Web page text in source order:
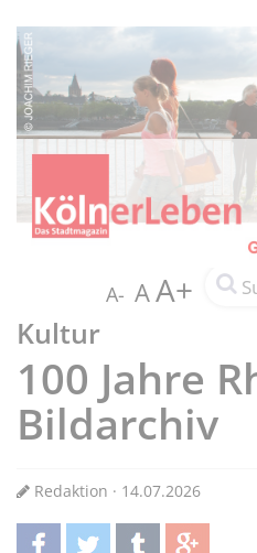
A- AA+
Kultur
100 Jahre
Bildarchiv
Redaktion · 14.07.2026